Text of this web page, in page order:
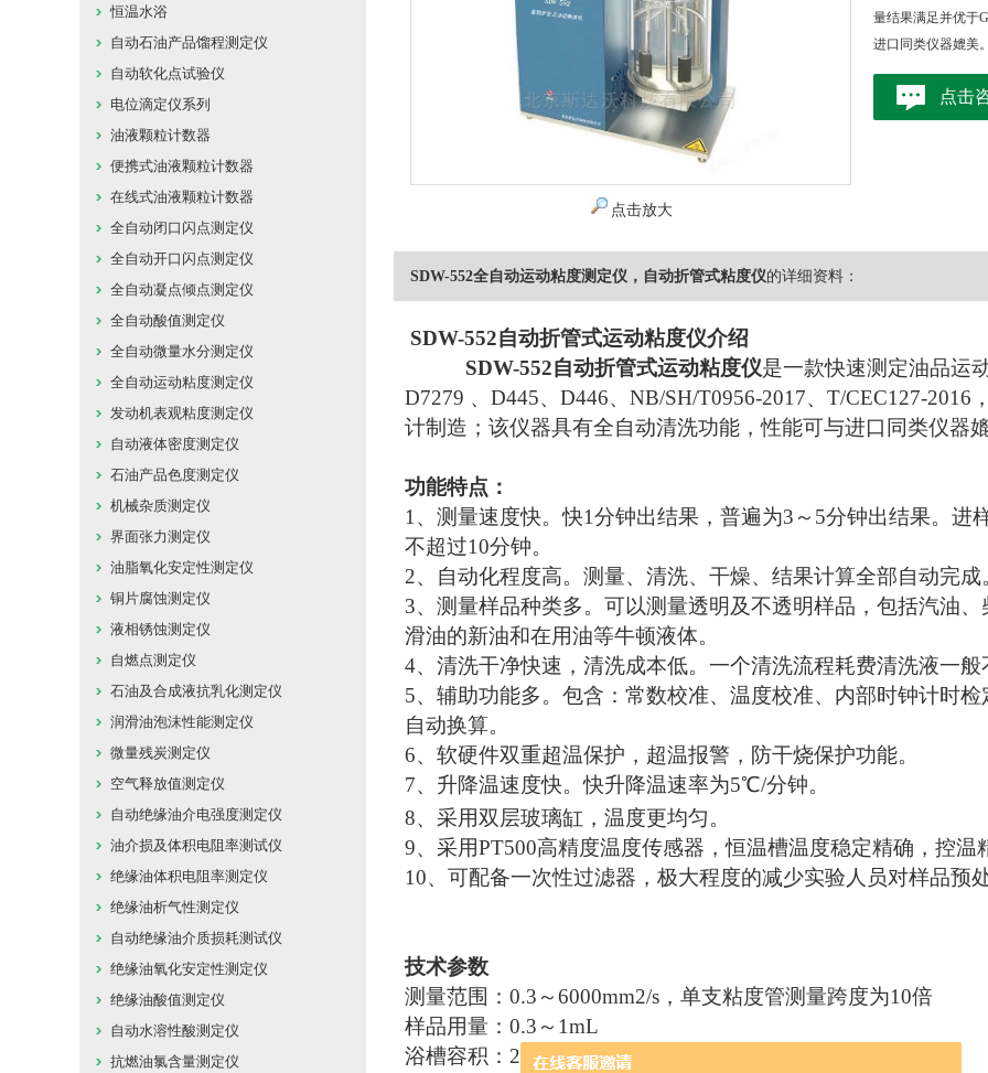
恒温水浴
自动石油产品馏程测定仪
自动软化点试验仪
电位滴定仪系列
油液颗粒计数器
便携式油液颗粒计数器
在线式油液颗粒计数器
全自动闭口闪点测定仪
全自动开口闪点测定仪
全自动凝点倾点测定仪
全自动酸值测定仪
全自动微量水分测定仪
全自动运动粘度测定仪
发动机表观粘度测定仪
自动液体密度测定仪
石油产品色度测定仪
机械杂质测定仪
界面张力测定仪
油脂氧化安定性测定仪
铜片腐蚀测定仪
液相锈蚀测定仪
自燃点测定仪
石油及合成液抗乳化测定仪
润滑油泡沫性能测定仪
微量残炭测定仪
空气释放值测定仪
自动绝缘油介电强度测定仪
油介损及体积电阻率测试仪
绝缘油体积电阻率测定仪
绝缘油析气性测定仪
自动绝缘油介质损耗测试仪
绝缘油氧化安定性测定仪
绝缘油酸值测定仪
自动水溶性酸测定仪
抗燃油氯含量测定仪
点击放大
量结果满足并优于
进口同类仪器媲美
点击
SDW-552全自动运动粘度测定仪，自动折管式粘度仪的详细资料：
SDW-552自动折管式运动粘度仪介绍
SDW-552自动折管式运动粘度仪是一款快速测定油品运
D7279 、D445、D446、NB/SH/T0956-2017、T/CEC127-
计制造；该仪器具有全自动清洗功能，性能可与进口同类仪器
功能特点：
1、测量速度快。快1分钟出结果，普遍为3～5分钟出结果。
不超过10分钟。
2、自动化程度高。测量、清洗、干燥、结果计算全部自动完成
3、测量样品种类多。可以测量透明及不透明样品，包括汽油
滑油的新油和在用油等牛顿液体。
4、清洗干净快速，清洗成本低。一个清洗流程耗费清洗液一般
5、辅助功能多。包含：常数校准、温度校准、内部时钟计时
自动换算。
6、软硬件双重超温保护，超温报警，防干烧保护功能。
7、升降温速度快。快升降温速率为5℃/分钟。
8、采用双层玻璃缸，温度更均匀。
9、采用PT500高精度温度传感器，恒温槽温度稳定精确，控
10、可配备一次性过滤器，极大程度的减少实验人员对样品预
技术参数
测量范围：0.3～6000mm2/s，单支粘度管测量跨度为10倍
样品用量：0.3～1mL
浴槽容积：2L